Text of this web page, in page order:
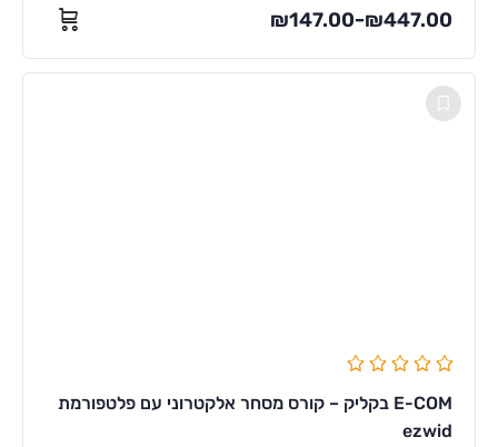
₪147.00–₪447.00
E-COM בקליק – קורס מסחר אלקטרוני עם פלטפורמת
ezwid